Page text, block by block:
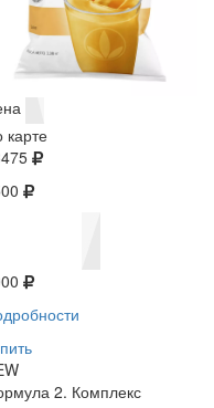
карте
2. Комплекс